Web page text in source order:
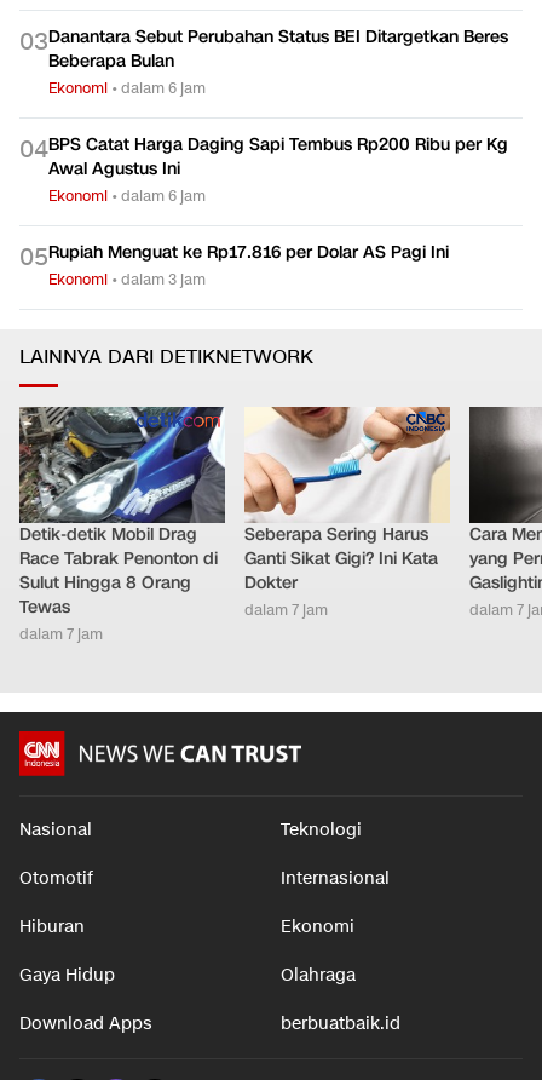
03Danantara Sebut Perubahan Status BEI Ditargetkan Beres
Beberapa Bulan
Ekonomi •dalam 6 jam
04BPS Catat Harga Daging Sapi Tembus Rp200 Ribu per Kg
Awal Agustus Ini
Ekonomi •dalam 6 jam
05Rupiah Menguat ke Rp17.816 per Dolar AS Pagi Ini
Ekonomi •dalam 3 jam
LAINNYA DARI DETIKNETWORK
Detik-detik Mobil Drag
Race Tabrak Penonton di
Sulut Hingga 8 Orang
Tewas
dalam 7 jam
Seberapa Sering Harus
Ganti Sikat Gigi? Ini Kata
Dokter
dalam 7 jam
Cara
yang
dalam 7
Nasional Teknologi
Otomotif Internasional
Hiburan Ekonomi
Gaya Hidup Olahraga
Download Apps berbuatbaik.id